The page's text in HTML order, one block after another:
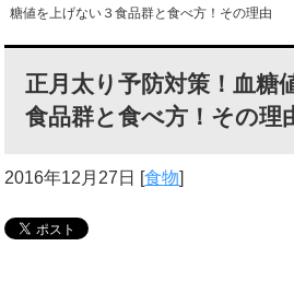
糖値を上げない３食品群と食べ方！その理由
正月太り予防対策！血糖
食品群と食べ方！その理
2016年12月27日 [食物]